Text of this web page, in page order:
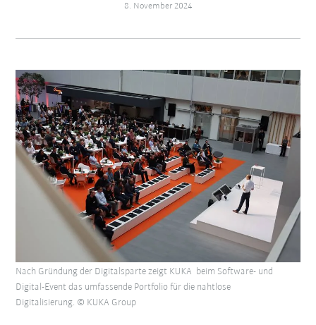
8. November 2024
Nach Gründung der Digitalsparte zeigt KUKA beim Software- und
Digital-Event das umfassende Portfolio für die nahtlose
Digitalisierung. © KUKA Group